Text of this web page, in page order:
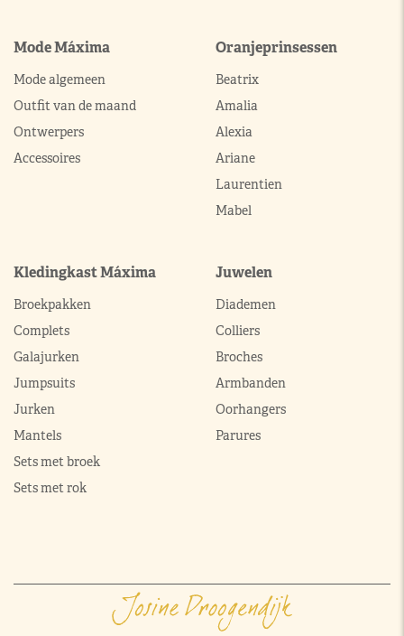
Mode Máxima
Mode algemeen
Outfit van de maand
Ontwerpers
Accessoires
Oranjeprinsessen
Beatrix
Amalia
Alexia
Ariane
Laurentien
Mabel
Kledingkast Máxima
Broekpakken
Complets
Galajurken
Jumpsuits
Jurken
Mantels
Sets met broek
Sets met rok
Juwelen
Diademen
Colliers
Broches
Armbanden
Oorhangers
Parures